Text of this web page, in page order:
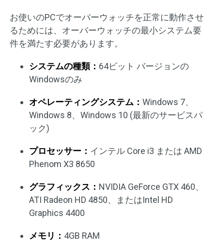
お使いのPCでオーバーウォッチを正常に動作させ
るためには、オーバーウォッチの最小システム要
件を満たす必要があります。
システムの種類： 64ビット バージョンの
Windowsのみ
オペレーティングシステム： Windows 7、
Windows 8、Windows 10 (最新のサービスパ
ック)
プロセッサー： インテル Core i3 または AMD
Phenom X3 8650
グラフィックス： NVIDIA GeForce GTX 460、
ATI Radeon HD 4850、またはIntel HD
Graphics 4400
メモリ： 4GB RAM